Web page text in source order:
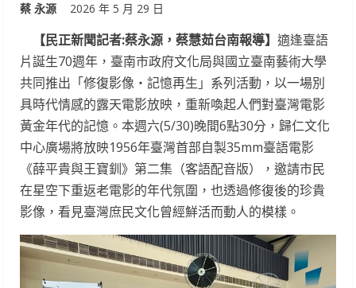
蔡 永源 2026 年 5 月 29 日
【民正新聞記者:蔡永源，蔡慧茹台南報導】 適逢臺語
片誕生70週年，臺南市政府文化局與國立臺南藝術大學
共同推出「修復影像・記憶再生」系列活動，以一場別
具時代情感的露天電影放映，重新喚起人們對臺灣電影
黃金年代的記憶。本週六(5/30)晚間6點30分，歸仁文化
中心廣場將放映1956年臺灣首部自製35mm臺語電影
《薛平貴與王寶釧》第二集（客語配音版），邀請市民
在星空下重返老電影的年代氛圍，也透過修復後的珍貴
影像，看見臺灣庶民文化曾經鮮活而動人的模樣。